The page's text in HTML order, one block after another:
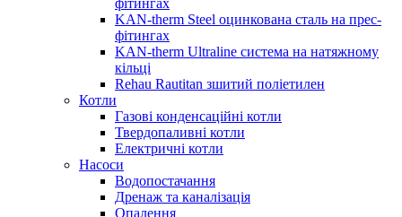
фітингах
KAN-therm Steel оцинкована сталь на прес-
фітингах
KAN-therm Ultraline система на натяжному
кільці
Rehau Rautitan зшитий поліетилен
Котли
Газові конденсаційні котли
Твердопаливні котли
Електричні котли
Насоси
Водопостачання
Дренаж та каналізація
Опалення